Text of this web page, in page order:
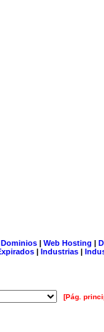
| Web Hosting |
| Industrias |
[Pág.